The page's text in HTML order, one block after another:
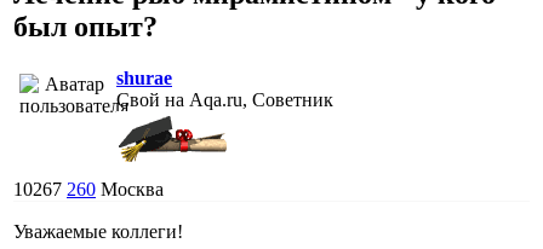
был опыт?
shurae
Свой на Aqa.ru, Советник
10267 260 Москва
Уважаемые коллеги!